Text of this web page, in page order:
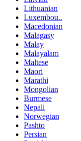
Lithuanian
Luxembou..
Macedonian
Malagasy
Malay
Malayalam
Maltese
Maori
Marathi
Mongolian
Burmese
Nepali
Norwegian
Pashto
Persian